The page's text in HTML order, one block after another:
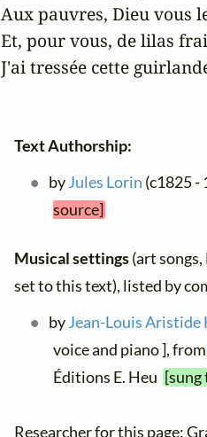
Aux pauvres, Dieu vous
Et, pour vous, de lilas
J'ai tressée cette
Text Authorship:
byJules Lorin (c1825 -
source]
Musical settings(art
set to this text), listed by
byJean-Louis Aristide
voice and piano ], from
Éditions E. Heu [sung
Researcher for this page: